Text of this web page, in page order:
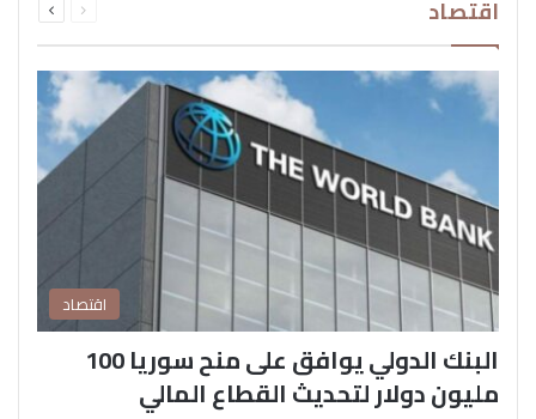
اقتصاد الصفحةالصفحة
اقتصاد
البنك الدولي يوافق على منح سوريا 100
مليون دولار لتحديث القطاع المالي